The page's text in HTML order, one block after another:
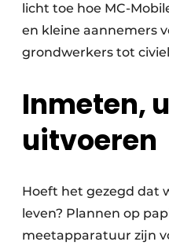
licht toe hoe MC-
en kleine aannemers
grondwerkers tot
Inmeten,
uitvoeren
Hoeft het gezegd dat
leven? Plannen op
meetapparatuur zijn